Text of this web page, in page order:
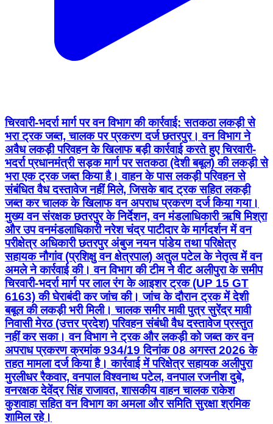
चिरवारी-भदर्रा मार्ग पर वन विभाग की कार्रवाई: सतकठा लकड़ी से
भरा ट्रक जब्त, चालक पर प्रकरण दर्ज छतरपुर। वन विभाग ने
अवैध लकड़ी परिवहन के खिलाफ बड़ी कार्रवाई करते हुए चिरवारी-
भदर्रा प्रधानमंत्री सड़क मार्ग पर सतकठा (देशी बबूल) की लकड़ी से
भरा एक ट्रक जब्त किया है। वाहन के पास लकड़ी परिवहन से
संबंधित वैध दस्तावेज नहीं मिले, जिसके बाद ट्रक सहित लकड़ी
जब्त कर चालक के खिलाफ वन अपराध प्रकरण दर्ज किया गया।
मुख्य वन संरक्षक छतरपुर के निर्देशन, वन मंडलाधिकारी ऋषि मिश्रा
और उप वनमंडलाधिकारी नरेश चंद्र पाटीदार के मार्गदर्शन में वन
परीक्षेत्र अधिकारी छतरपुर अंबुज नयन पांडेय तथा परिक्षेत्र
सहायक नौगांव (प्रशिक्षु वन क्षेत्रपाल) अतुल पटेल के नेतृत्व में वन
अमले ने कार्रवाई की। वन विभाग की टीम ने वीट अलीपुरा के समीप
चिरवारी-भदर्रा मार्ग पर लाल रंग के आइशर ट्रक (UP 15 GT
6163) की घेराबंदी कर जांच की। जांच के दौरान ट्रक में देशी
बबूल की लकड़ी भरी मिली। चालक समीर मावी पुत्र सुरेंद्र मावी
निवासी मेरठ (उत्तर प्रदेश) परिवहन संबंधी वैध दस्तावेज प्रस्तुत
नहीं कर सका। वन विभाग ने ट्रक और लकड़ी को जब्त कर वन
अपराध प्रकरण क्रमांक 934/19 दिनांक 08 अगस्त 2026 के
तहत मामला दर्ज किया है। कार्रवाई में परिक्षेत्र सहायक अलीपुरा
मुरलीधर रैकवार, वनपाल विश्वनाथ पटेल, वनपाल रजनीश दुबे,
वनरक्षक देवेंद्र सिंह राजावत, शासकीय वाहन चालक राकेश
कुशवाहा सहित वन विभाग का अमला और समिति सुरक्षा श्रमिक
शामिल रहे।